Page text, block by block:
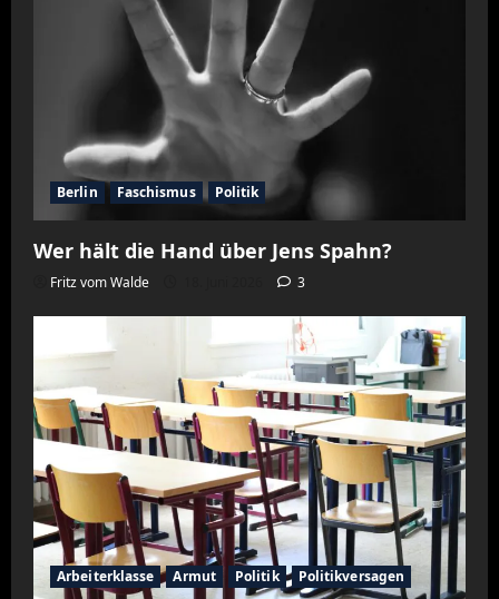
Berlin Faschismus Politik
Wer hält die Hand über Jens Spahn?
Fritz vom Walde 3
Arbeiterklasse Armut Politik Politikversagen